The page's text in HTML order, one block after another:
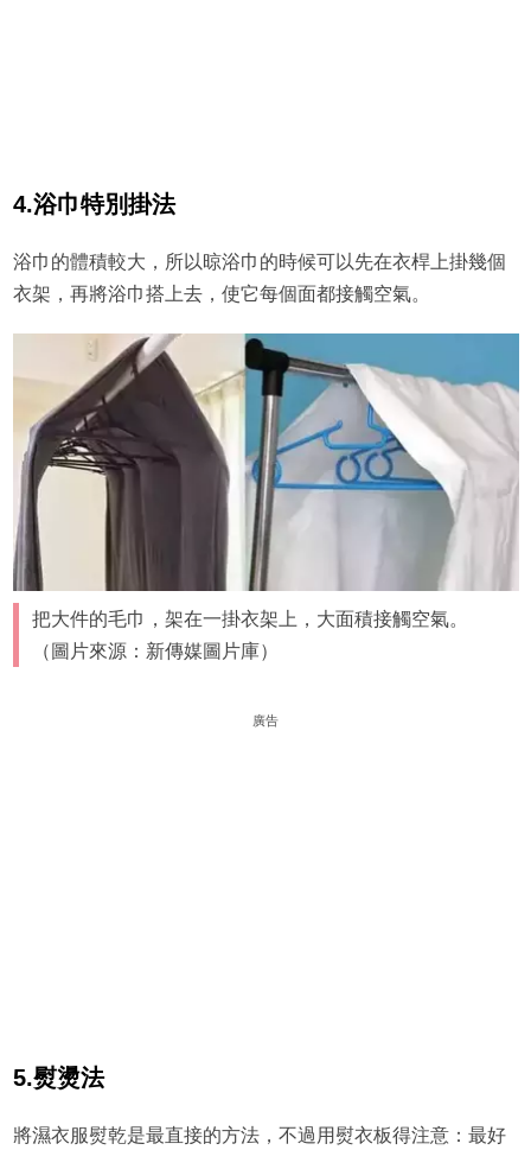
4.浴巾特別掛法
浴巾的體積較大，所以晾浴巾的時候可以先在衣桿上掛幾個
衣架，再將浴巾搭上去，使它每個面都接觸空氣。
把大件的毛巾，架在一掛衣架上，大面積接觸空氣。
（圖片來源：新傳媒圖片庫）
廣告
5.熨燙法
將濕衣服熨乾是最直接的方法，不過用熨衣板得注意：最好